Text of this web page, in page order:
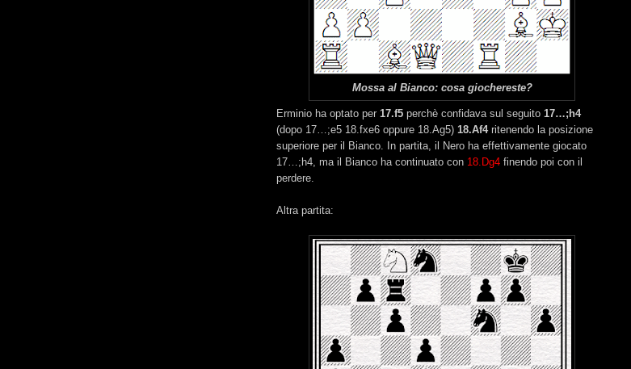
Mossa al Bianco: cosa giochereste?
Erminio ha optato per 17.f5 perchè confidava sul seguito 17…;h4
(dopo 17…;e5 18.fxe6 oppure 18.Ag5) 18.Af4ritenendo la posizione
superiore per il Bianco. In partita, il Nero ha effettivamente giocato
17…;h4, ma il Bianco ha continuato con 18.Dg4 finendo poi con il
perdere.
Altra partita: